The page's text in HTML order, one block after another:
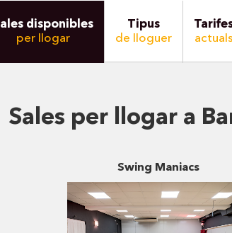
disponibles
per llogar
Tipus
de lloguer
actuals
Sales per llogar a
Swing Maniacs